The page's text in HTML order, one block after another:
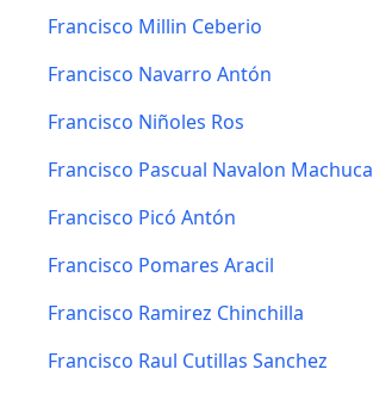
Francisco Millin Ceberio
Francisco Navarro Antón
Francisco Niñoles Ros
Francisco Pascual Navalon Machuca
Francisco Picó Antón
Francisco Pomares Aracil
Francisco Ramirez Chinchilla
Francisco Raul Cutillas Sanchez